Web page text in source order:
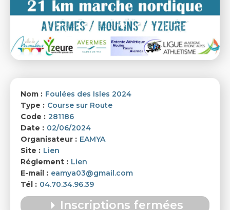
Nom : Foulées des Isles 2024
Type : Course sur Route
Code : 281186
Date : 02/06/2024
Organisateur : EAMYA
Site : Lien
Réglement : Lien
E-mail : eamya03@gmail.com
Tél : 04.70.34.96.39
Inscriptions fermées